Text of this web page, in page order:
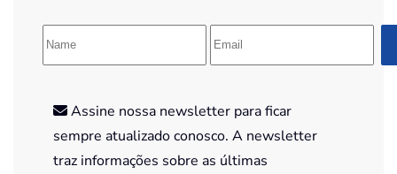
Assine nossa newsletter para ficar
sempre atualizado conosco. A newsletter
traz informações sobre as últimas